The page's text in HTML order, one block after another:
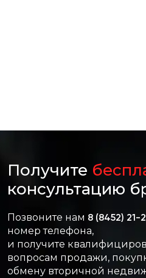
Получите
консультацию
Позвоните нам 8 (8452) 21-
номер телефона,
и получите
вопросам продажи,
обмену вторичной